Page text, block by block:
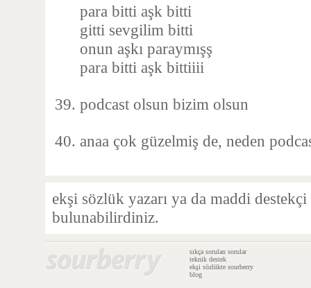
para bitti aşk bitti
gitti sevgilim bitti
onun aşkı paraymışş
para bitti aşk bittiiii
podcast olsun bizim olsun
anaa çok güzelmiş de, neden
ekşi sözlük yazarı ya da maddi
bulunabilirdiniz.
sıkça sorulan sorular
teknik destek
ekşi sözlükte sourberry
blog